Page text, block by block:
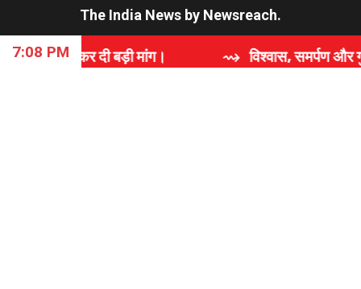
The India News by Newsreach.
7:08 PM
मांग। ⇝ विश्वास, समर्पण और गुणवत्ता की कहानी: